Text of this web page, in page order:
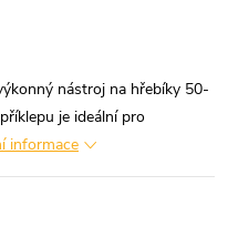
nástroj na hřebíky 50-
je ideální pro
informace